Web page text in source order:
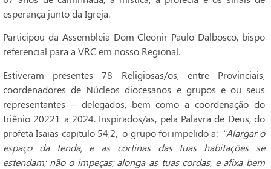
esperança junto da Igreja.
Participou da Assembleia Dom Cleonir Paulo Dalbosco, bispo
referencial para a VRC em nosso Regional.
Estiveram presentes 78 Religiosas/os, entre Provinciais,
coordenadores de Núcleos diocesanos e grupos e ou seus
representantes – delegados, bem como a coordenação do
triênio 20221 a 2024. Inspirados/as, pela Palavra de Deus, do
profeta Isaias capitulo 54,2, o grupo foi impelido a: “Alargar o
espaço da tenda, e as cortinas das tuas habitações se
estendam; não o impeças; alonga as tuas cordas, e afixa bem